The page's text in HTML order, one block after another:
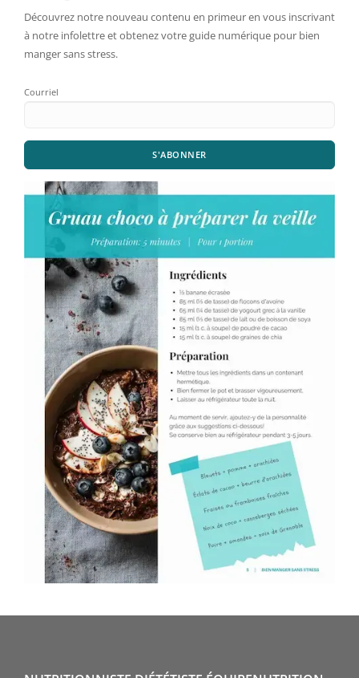
Découvrez notre nouveau contenu en primeur en vous inscrivant
à notre infolettre et obtenez votre guide numérique pour bien
manger sans stress.
Courriel
S'ABONNER